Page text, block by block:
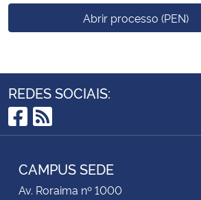
Abrir processo (PEN)
REDES SOCIAIS:
Facebook
RSS
CAMPUS SEDE
Av. Roraima nº 1000